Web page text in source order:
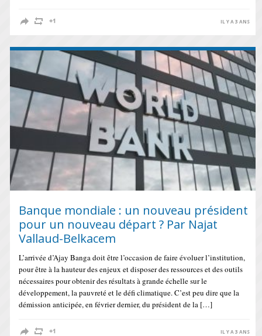
IL Y A 3 ANS
Banque mondiale : un nouveau président
pour un nouveau départ ? Par Najat
Vallaud-Belkacem
L’arrivée d’Ajay Banga doit être l’occasion de faire évoluer l’institution,
pour être à la hauteur des enjeux et disposer des ressources et des outils
nécessaires pour obtenir des résultats à grande échelle sur le
développement, la pauvreté et le défi climatique. C’est peu dire que la
démission anticipée, en février dernier, du président de la […]
IL Y A 3 ANS